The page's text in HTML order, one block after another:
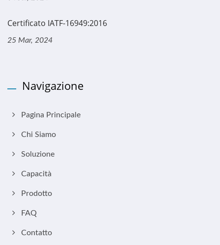
Certificato IATF-16949:2016
25 Mar, 2024
Navigazione
Pagina Principale
Chi Siamo
Soluzione
Capacità
Prodotto
FAQ
Contatto